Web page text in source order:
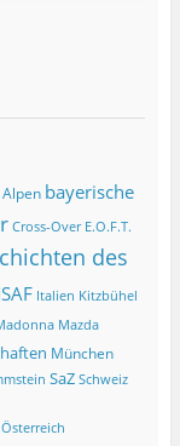
Alpen bayerische
Cross-Over E.O.F.T.
des
Italien Kitzbühel
Mazda
München
SaZ Schweiz
Österreich